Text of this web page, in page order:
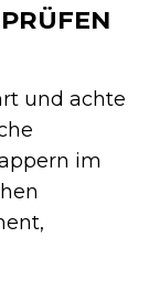
und achte
im